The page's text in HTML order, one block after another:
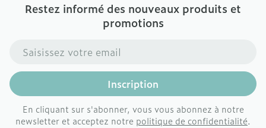
Restez informé des nouveaux produits et
promotions
Adresse mail
Inscription
En cliquant sur s'abonner, vous vous abonnez à notre
newsletter et acceptez notre politique de confidentialité.